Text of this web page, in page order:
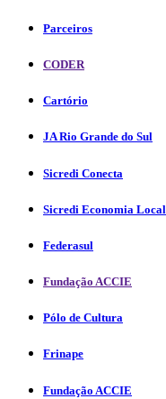
Parceiros
CODER
Cartório
JA Rio Grande do Sul
Sicredi Conecta
Sicredi Economia Local
Federasul
Fundação ACCIE
Pólo de Cultura
Frinape
Fundação ACCIE